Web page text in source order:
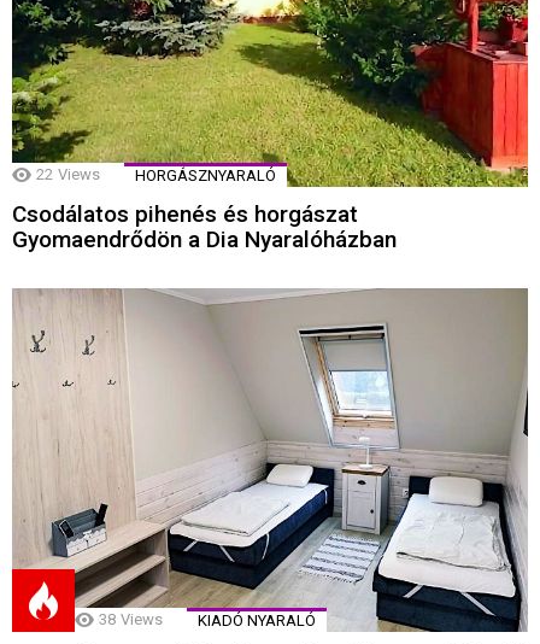
22 Views HORGÁSZNYARALÓ
Csodálatos pihenés és horgászat
Gyomaendrődön a Dia Nyaralóházban
38 Views KIADÓ NYARALÓ